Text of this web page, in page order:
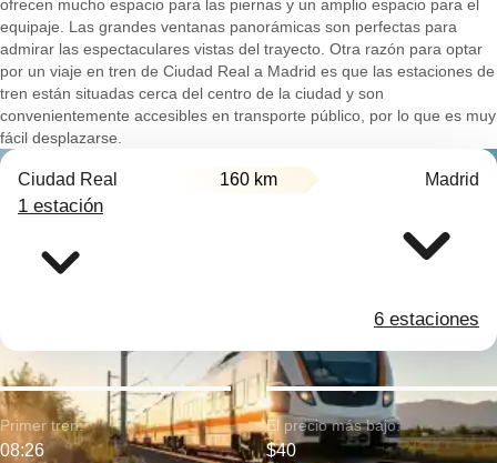
ofrecen mucho espacio para las piernas y un amplio espacio para el
equipaje. Las grandes ventanas panorámicas son perfectas para
admirar las espectaculares vistas del trayecto. Otra razón para optar
por un viaje en tren de Ciudad Real a Madrid es que las estaciones de
tren están situadas cerca del centro de la ciudad y son
convenientemente accesibles en transporte público, por lo que es muy
fácil desplazarse.
Ciudad Real 160 km Madrid
1 estación
6 estaciones
Primer tren:
08:26
El precio más bajo:
$40